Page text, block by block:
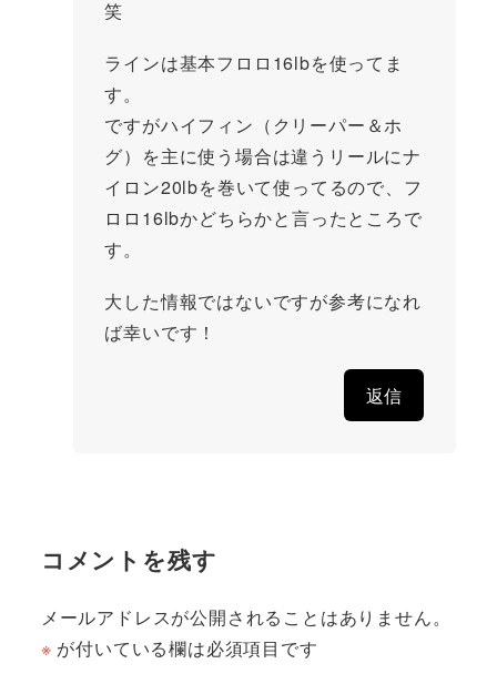
笑
ラインは基本フロロ16lbを使ってま
す。
ですがハイフィン（クリーパー＆ホ
グ）を主に使う場合は違うリールにナ
イロン20lbを巻いて使ってるので、フ
ロロ16lbかどちらかと言ったところで
す。
大した情報ではないですが参考になれ
ば幸いです！
返信
コメントを残す
メールアドレスが公開されることはありません。
※ が付いている欄は必須項目です